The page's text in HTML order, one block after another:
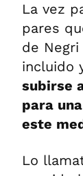
La vez
pares
de
incluido
subirse
para
este
Lo